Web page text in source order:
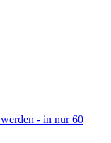
- in nur 60